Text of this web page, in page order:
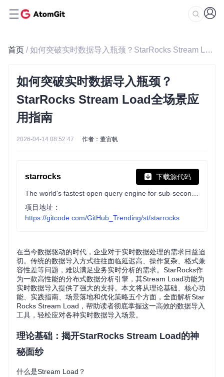
首页 / 如何突破实时数据导入瓶颈？StarRocks Stream Load全场景应用指南
如何突破实时数据导入瓶颈？
StarRocks Stream Load全场景应
用指南
2026-04-14 08:52:47 作者：董宙帆
starrocks 下载源代码
项目地址：
https://gitcode.com/GitHub_Trending/st/starrocks
在当今数据驱动的时代，企业对于实时数据处理的需求日益迫
切。传统的数据导入方式往往面临延迟高、操作复杂、格式兼
容性差等问题，难以满足业务实时分析的需求。StarRocks作
为一款高性能的分布式数据分析引擎，其Stream Load功能为
实时数据导入提供了强大的支持。本文将从理论基础、核心功
能、实践指南、场景落地和优化策略五个方面，全面解析Star
Rocks Stream Load，帮助读者彻底掌握这一高效的数据导入
工具，轻松应对各种实时数据导入场景。
理论基础：揭开StarRocks Stream Load的神
秘面纱
什么是Stream Load？